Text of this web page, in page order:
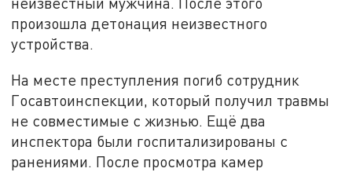
произошла детонация неизвестного
устройства.
На месте преступления погиб сотрудник
Госавтоинспекции, который получил травмы
не совместимые с жизнью. Ещё два
инспектора были госпитализированы с
ранениями. После просмотра камер